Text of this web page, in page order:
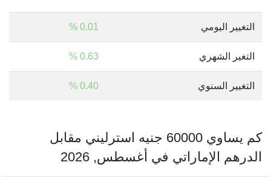
التغيير اليومي 0.01 %
التغير الشهري 0.63 %
التغيير السنوي 0.40 %
كم يساوي 60000 جنيه استرليني مقابل
الدرهم الإماراتي في أغسطس, 2026